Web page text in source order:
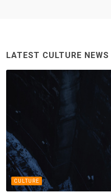
LATEST CULTURE NEWS
CULTURE